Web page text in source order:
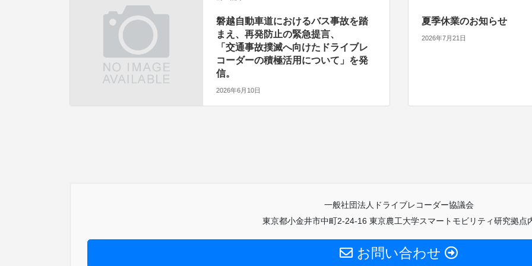
磐越自動車道におけるバス事故を踏
まえ、再発防止の緊急提言、
「交通事故撲滅へ向けたドライブレ
コーダーの積極活用について」を発
信。
2026年6月10日
夏季休業のお知らせ
2026年7月21日
一般社団法人ドライブレコーダー協議会
東京都小金井市中町2-24-16 東京農工大学スマートモビリティ研究拠点
お問い合わせ